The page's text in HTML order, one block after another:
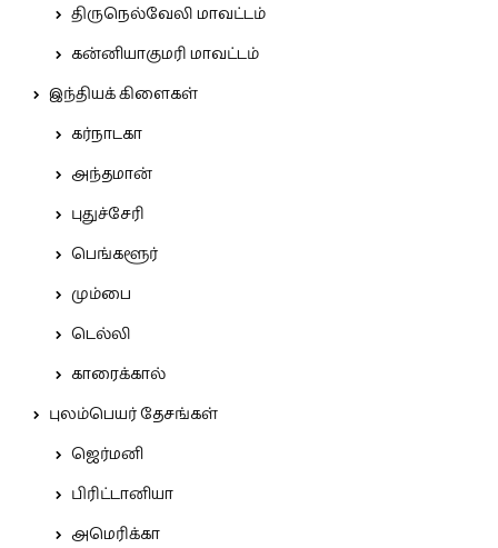
திருநெல்வேலி மாவட்டம்
கன்னியாகுமரி மாவட்டம்
இந்தியக் கிளைகள்
கர்நாடகா
அந்தமான்
புதுச்சேரி
பெங்களூர்
மும்பை
டெல்லி
காரைக்கால்
புலம்பெயர் தேசங்கள்
ஜெர்மனி
பிரிட்டானியா
அமெரிக்கா